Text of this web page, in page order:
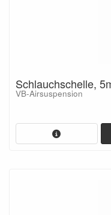
Schlauchschelle,
VB-Airsuspension